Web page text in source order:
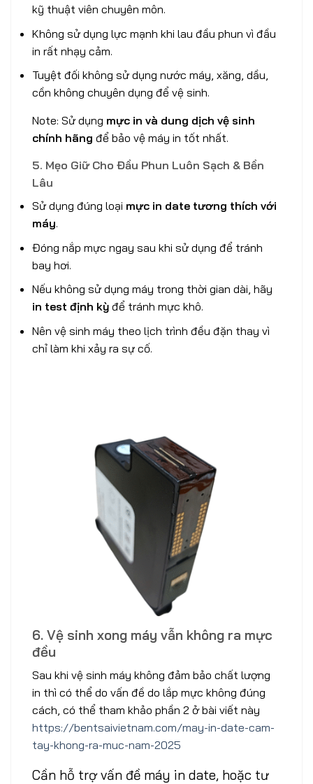
kỹ thuật viên chuyên môn.
Không sử dụng lực mạnh khi lau đầu phun vì đầu
in rất nhạy cảm.
Tuyệt đối không sử dụng nước máy, xăng, dầu,
cồn không chuyên dụng để vệ sinh.
Note: Sử dụng mực in và dung dịch vệ sinh
chính hãng để bảo vệ máy in tốt nhất.
5. Mẹo Giữ Cho Đầu Phun Luôn Sạch & Bền
Lâu
Sử dụng đúng loại mực in date tương thích với
máy.
Đóng nắp mực ngay sau khi sử dụng để tránh
bay hơi.
Nếu không sử dụng máy trong thời gian dài, hãy
in test định kỳ để tránh mực khô.
Nên vệ sinh máy theo lịch trình đều đặn thay vì
chỉ làm khi xảy ra sự cố.
6. Vệ sinh xong máy vẫn không ra mực
đều
Sau khi vệ sinh máy không đảm bảo chất lượng
in thì có thể do vấn đề do lắp mực không đúng
cách, có thể tham khảo phần 2 ở bài viết này
https://bentsaivietnam.com/may-in-date-cam-
tay-khong-ra-muc-nam-2025
Cần hỗ trợ vấn đề máy in date, hoặc tư